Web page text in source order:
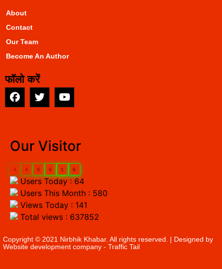
About
Contact
Our Team
Become An Author
फॉलो करें
Our Visitor
4 4 8 6 1 6
Users Today : 64
Users This Month : 580
Views Today : 141
Total views : 637852
Copyright © 2021 Nirbhik Khabar. All rights reserved. | Designed by
Website development company - Traffic Tail